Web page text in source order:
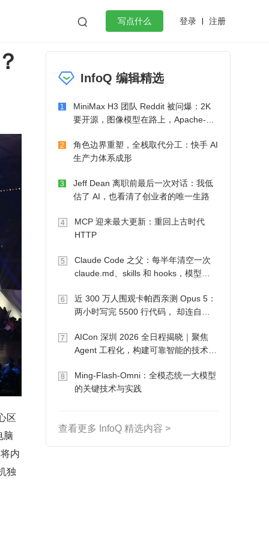
 写点什么 登录 注册
作
微服务架构 flutter
区
脑
内
独
InfoQ 编辑精选
1
MiniMax H3 团队 Reddit 被问爆：2K
要开源，图像模型在路上，Apache-2.0
2
角色边界重塑，全栈取代分工：快手 AI
生产力体系成形
3
Jeff Dean 离职前最后一次对话：我低
估了 AI，也看清了创业者的唯一生路
4
MCP 迎来最大更新：重回上古时代
HTTP
5
Claude Code 之父：每半年清空一次
claude.md、skills 和 hooks，模型自
6
近 300 万人围观卡帕西亲测 Opus 5：
两小时写完 5500 行代码， 却连自己
7
AICon 深圳 2026 全日程揭晓｜聚焦
Agent 工程化，构建可靠智能的技术路
8
Ming-Flash-Omni：全模态统一大模型
的关键技术与实践
查看更多 InfoQ 精选内容 >